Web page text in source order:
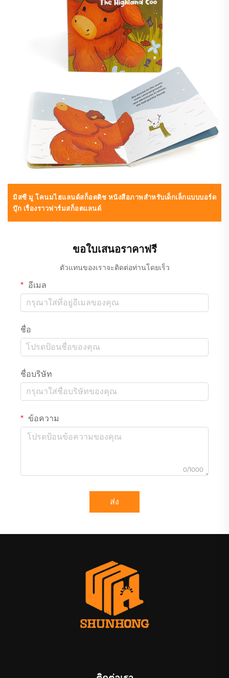
มิสซี มู โคนมไฮแลนด์สก็อตติช หนังสือภาพสำหรับเด็กเล็กแบบบอร์ด
บุ๊ก เรื่องราวฟาร์มสก็อตแลนด์
ขอใบเสนอราคาฟรี
ตัวแทนของเราจะติดต่อท่านโดยเร็ว
อีเมล
ชื่อ
ชื่อบริษัท
ข้อความ
0/1000
ส่ง